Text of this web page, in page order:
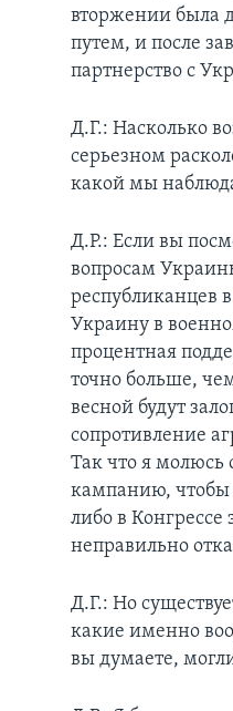
вторжении была
путем, и после
партнерство с
Д.Г.: Насколько
серьезном
какой мы
Д.Р.: Если вы
вопросам
республиканцев
Украину в
процентная
точно больше,
весной будут
сопротивление
Так что я
кампанию, чтобы
либо в
неправильно
Д.Г.: Но
какие именно
вы думаете,